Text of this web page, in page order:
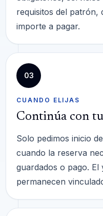
requisitos del patrón,
importe a pagar.
03
CUANDO ELIJAS
Continúa con
Solo pedimos inicio
cuando la reserva
guardados o pago. El
permanecen